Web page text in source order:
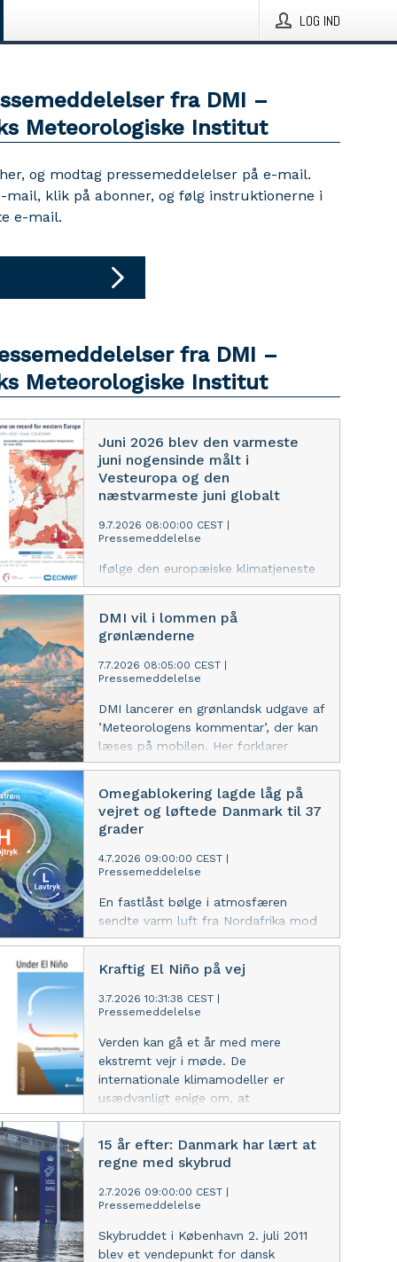
LOG IND
fra DMI –
Meteorologiske Institut
og modtag pressemeddelelser på e-mail.
mail, klik på abonner, og følg instruktionerne i
e-mail.
fra DMI –
Meteorologiske Institut
Juni 2026 blev den varmeste
juni nogensinde målt i
Vesteuropa og den
næstvarmeste juni globalt
9.7.2026 08:00:00 CEST
Pressemeddelelse
Ifølge den europæiske klimatjeneste
Copernicus Climate Change Service
nogensinde målt i Vesteuropa, mens
juni globalt blev den næstvarmeste i
målehistorien. De ekstreme
havtemperaturer er i høj grad med til
DMI vil i lommen på
grønlænderne
7.7.2026 08:05:00 CEST
Pressemeddelelse
DMI lancerer en grønlandsk udgave af
’Meteorologens kommentar’, der kan
læses på mobilen. Her forklarer
meteorologerne det vejr, der får
direkte sprog og med blik for de
store lokale forskelle.
Omegablokering lagde låg på
vejret og løftede Danmark til 37
grader
4.7.2026 09:00:00 CEST
Pressemeddelelse
En fastlåst bølge i atmosfæren
sendte varm luft fra Nordafrika mod
Danmark og var med til at udløse
Klimaforandringer skaber ikke
omegablokeringen, men gør den
varme, som følger med, mere intens.
fast.
Kraftig El Niño på vej
3.7.2026 10:31:38 CEST
Pressemeddelelse
Verden kan gå et år med mere
ekstremt vejr i møde. De
internationale klimamodeller er
usædvanligt enige om, at
opvarmningen i Stillehavet vil blive
markant stærkere hen over
sommeren og efteråret.
15 år efter: Danmark har lært at
regne med skybrud
2.7.2026 09:00:00 CEST
Pressemeddelelse
Skybruddet i København 2. juli 2011
blev et vendepunkt for dansk